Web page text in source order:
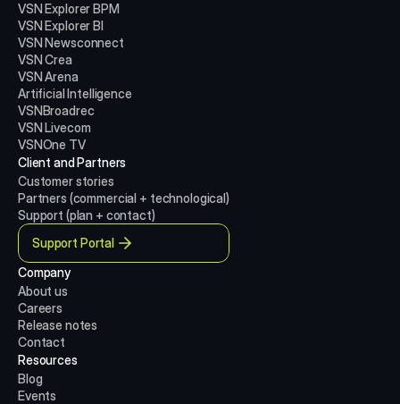
VSN Explorer BPM
VSN Explorer BI
VSN Newsconnect
VSN Crea
VSN Arena
Artificial Intelligence
VSNBroadrec
VSN Livecom
VSNOne TV
Client and Partners
Customer stories
Partners (commercial + technological)
Support (plan + contact)
Support Portal
Company
About us
Careers
Release notes
Contact
Resources
Blog
Events